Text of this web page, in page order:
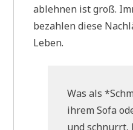
ableh­nen ist groß.
bezah­len die­se
Leben.
Was als
ihrem Sofa
und